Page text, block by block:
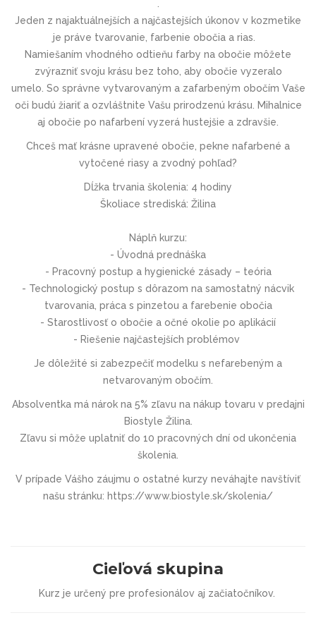
Jeden z najaktuálnejších a najčastejších úkonov v kozmetike
je práve tvarovanie, farbenie obočia a rias.
Namiešaním vhodného odtieňu farby na obočie môžete
zvýrazniť svoju krásu bez toho, aby obočie vyzeralo
umelo. So správne vytvarovaným a zafarbeným obočím Vaše
oči budú žiariť a ozvláštnite Vašu prirodzenú krásu. Mihalnice
aj obočie po nafarbení vyzerá hustejšie a zdravšie.
Chceš mať krásne upravené obočie, pekne nafarbené a
vytočené riasy a zvodný pohľad?
Dĺžka trvania školenia: 4 hodiny
Školiace strediská: Žilina
Náplň kurzu:
- Úvodná prednáška
- Pracovný postup a hygienické zásady – teória
- Technologický postup s dôrazom na samostatný nácvik
tvarovania, práca s pinzetou a farebenie obočia
- Starostlivosť o obočie a očné okolie po aplikácií
- Riešenie najčastejších problémov
Je dôležité si zabezpečiť modelku s nefarebeným a
netvarovaným obočím.
Absolventka má nárok na 5% zľavu na nákup tovaru v predajni
Biostyle Žilina.
Zľavu si môže uplatniť do 10 pracovných dní od ukončenia
školenia.
V prípade Vášho záujmu o ostatné kurzy neváhajte navštíviť
našu stránku: https://www.biostyle.sk/skolenia/
Cieľová skupina
Kurz je určený pre profesionálov aj začiatočníkov.